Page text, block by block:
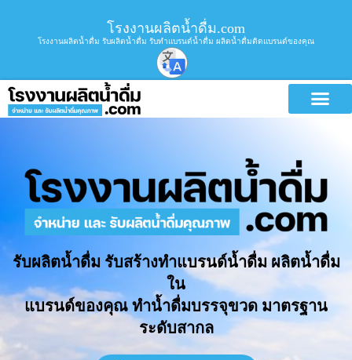
โรงงานผลิตน้ำดื่ม.com
โรงงานผลิตน้ำดื่ม รับผลิตน้ำดื่ม รับทำแบรนด์น้ำดื่ม ผลิตน้ำดื่มติดแบรนด์ของคุณ
รับผลิตน้ำดื่ม รับสร้างทำแบรนด์น้ำดื่ม ผลิตน้ำดื่ม
ใน
แบรนด์ของคุณ ทำน้ำดื่มบรรจุขวด มาตรฐาน
ระดับสากล